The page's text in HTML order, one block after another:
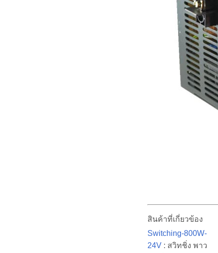
สินค้าที่เกี่ยวข้อง
Switching-800W-
24V : สวิทชิ่ง พาว